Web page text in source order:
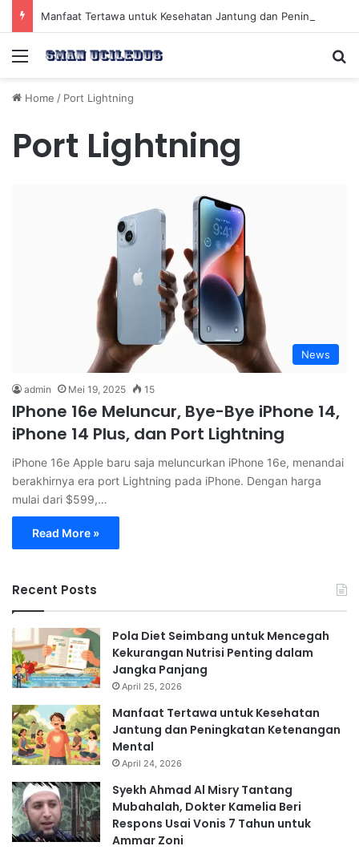
Menu
Home / Port Lightning
Port Lightning
News
admin Mei 19, 2025 15
IPhone 16e Meluncur, Bye-Bye iPhone 14,
iPhone 14 Plus, dan Port Lightning
iPhone 16e Apple baru saja meluncurkan iPhone 16e, menandai
berakhirnya era port Lightning pada iPhone. Dengan harga
mulai dari $599,…
Read More »
Recent Posts
Pola Diet Seimbang untuk Mencegah
Kekurangan Nutrisi Penting dalam
Jangka Panjang
April 25, 2026
Manfaat Tertawa untuk Kesehatan
Jantung dan Peningkatan Ketenangan
Mental
April 24, 2026
Syekh Ahmad Al Misry Tantang
Mubahalah, Dokter Kamelia Beri
Respons Usai Vonis 7 Tahun untuk
Ammar Zoni